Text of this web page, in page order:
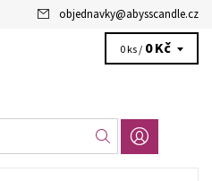
objednavky@abysscandle.cz
0 ks / 0 Kč